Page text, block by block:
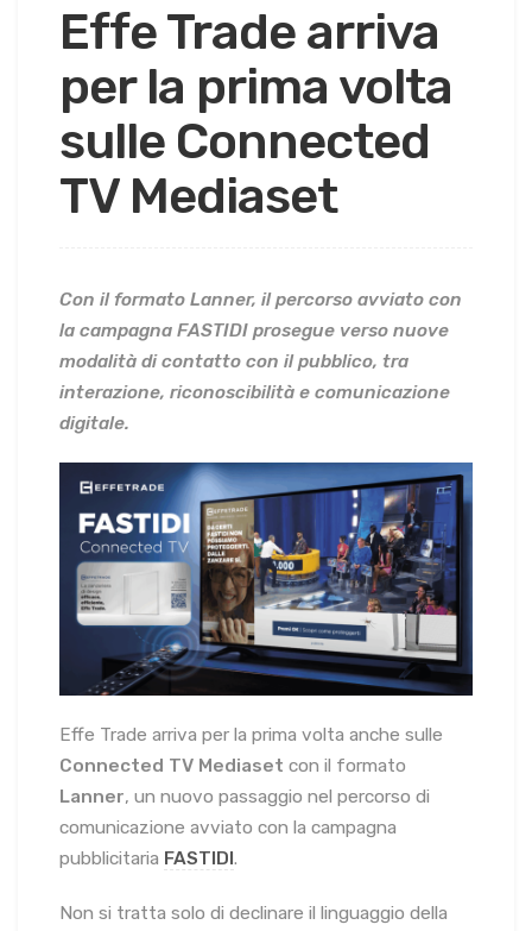
Effe Trade arriva
per la prima volta
sulle Connected
TV Mediaset
Con il formato Lanner, il percorso avviato con
la campagna FASTIDI prosegue verso nuove
modalità di contatto con il pubblico, tra
interazione, riconoscibilità e comunicazione
digitale.
Effe Trade arriva per la prima volta anche sulle
Connected TV Mediaset con il formato
Lanner, un nuovo passaggio nel percorso di
comunicazione avviato con la campagna
pubblicitaria FASTIDI.
Non si tratta solo di declinare il linguaggio della